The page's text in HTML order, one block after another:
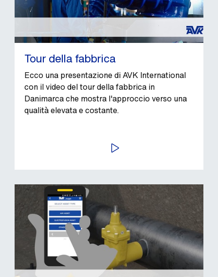
Tour della fabbrica
Ecco una presentazione di AVK International
con il video del tour della fabbrica in
Danimarca che mostra l'approccio verso una
qualità elevata e costante.
AVVIA